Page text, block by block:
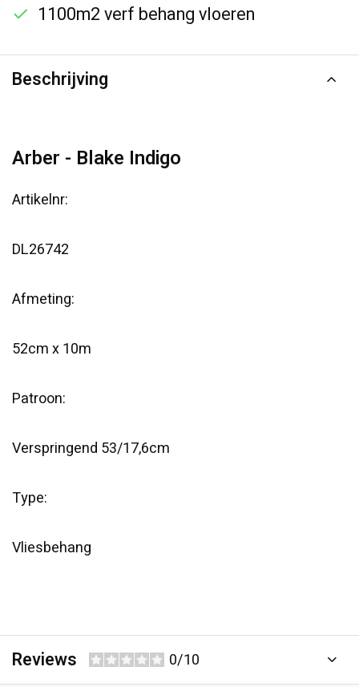
1100m2 verf behang vloeren
Beschrijving
Arber - Blake Indigo
Artikelnr:
DL26742
Afmeting:
52cm x 10m
Patroon:
Verspringend 53/17,6cm
Type:
Vliesbehang
Reviews 0/10